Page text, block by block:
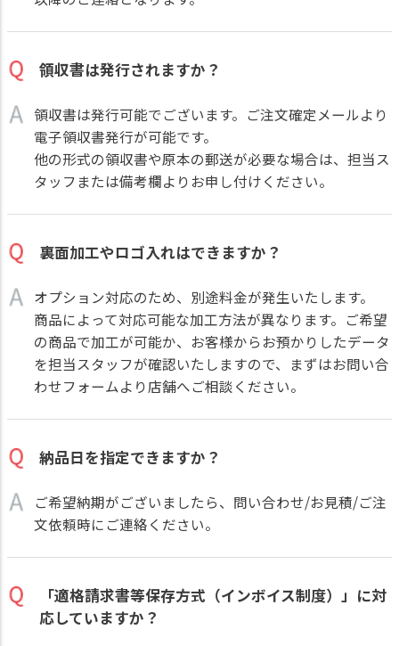
領収書は発行されますか？
領収書は発行可能でございます。ご注文確定メールより
電子領収書発行が可能です。
他の形式の領収書や原本の郵送が必要な場合は、担当ス
タッフまたは備考欄よりお申し付けください。
裏面加工やロゴ入れはできますか？
オプション対応のため、別途料金が発生いたします。
商品によって対応可能な加工方法が異なります。ご希望
の商品で加工が可能か、お客様からお預かりしたデータ
を担当スタッフが確認いたしますので、まずはお問い合
わせフォームより店舗へご相談ください。
納品日を指定できますか？
ご希望納期がございましたら、問い合わせ/お見積/ご注
文依頼時にご連絡ください。
「適格請求書等保存方式（インボイス制度）」に対
応していますか？